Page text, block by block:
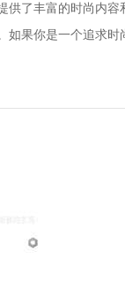
了丰富的时尚内
果你是一个追求